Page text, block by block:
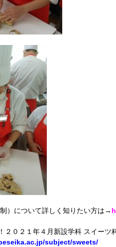
）について詳しく知りたい方は→
２０２１年４月新設学科 スイー
subject/sweets/